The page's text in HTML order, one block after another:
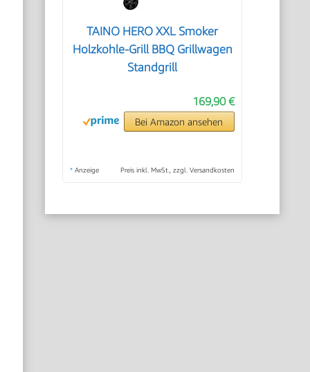
TAINO HERO XXL Smoker
Holzkohle-Grill BBQ Grillwagen
Standgrill
169,90 €
Bei Amazon ansehen
* Anzeige Preis inkl. MwSt., zzgl. Versandkosten